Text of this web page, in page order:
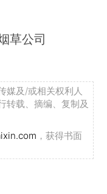
草公司
媒及/或相关权利人
转载、摘编、复制及
，获得书面